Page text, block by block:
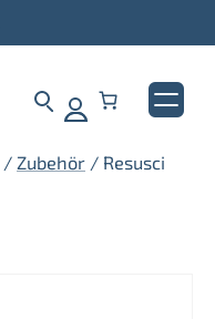
/ Zubehör / Resusci